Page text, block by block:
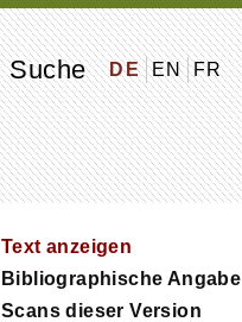
Suche DE EN FR
Text anzeigen
Bibliographische Angabe
Scans dieser Version